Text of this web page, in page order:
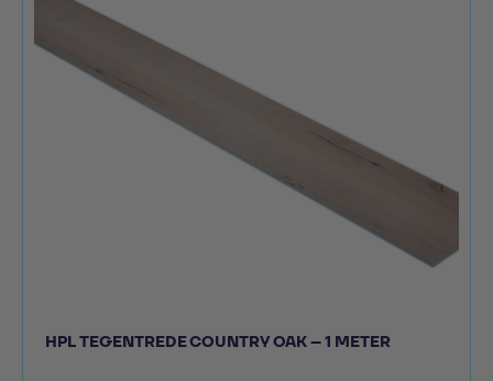
HPL TEGENTREDE COUNTRY OAK – 1 METER